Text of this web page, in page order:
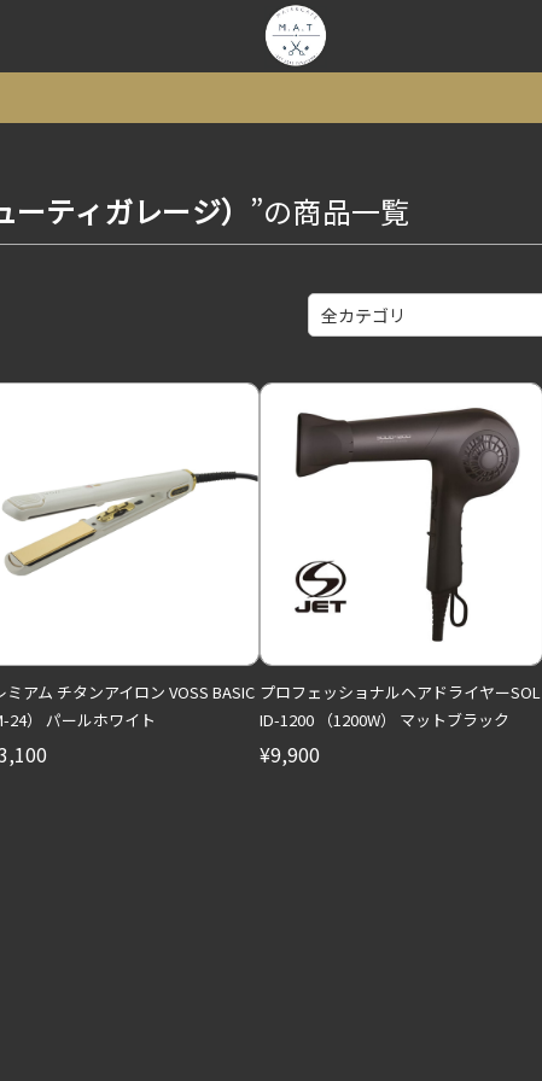
ーティガレージ） ”の商品一覧
ミアム チタンアイロン VOSS BASIC
24） パールホワイト
プロフェッショナルヘアドライヤーSOL
ID-1200 （1200W） マットブラック
¥9,900